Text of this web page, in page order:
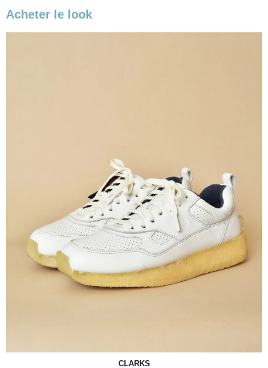
Acheter le look
CLARKS